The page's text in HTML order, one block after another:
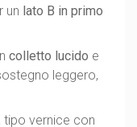
un lato B in primo
colletto lucido e
leggero,
tipo vernice con